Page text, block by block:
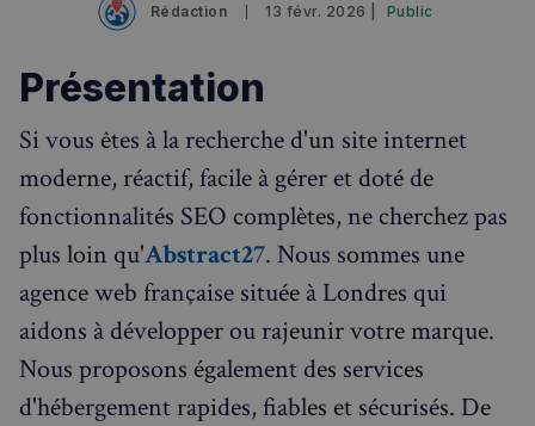
Recherche ✨ Chatbot IA
Rechercher dans Français à Londres - Magazine
RECHERCHES POPULAIRES
Annuaire des professionnels
Visites guidées
Événements à venir
Rédaction 13 févr. 2026 | Public
Présentation
Si vous êtes à la recherche d'un site internet
moderne, réactif, facile à gérer et doté de
fonctionnalités SEO complètes, ne cherchez pas
plus loin qu'Abstract27. Nous sommes une
agence web française située à Londres qui
aidons à développer ou rajeunir votre marque.
Nous proposons également des services
d'hébergement rapides, fiables et sécurisés. De